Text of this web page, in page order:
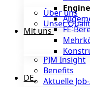
FE-
Über uns
Unser
Mit uns
PJM Insight
Benefits
Aktuelle
DE